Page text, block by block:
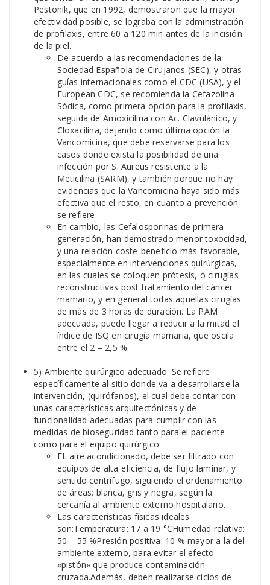
Pestonik, que en 1992, demostraron que la mayor
efectividad posible, se lograba con la administración
de profilaxis, entre 60 a 120 min antes de la incisión
de la piel.
De acuerdo a las recomendaciones de la
Sociedad Española de Cirujanos (SEC), y otras
guías internacionales como el CDC (USA), y el
European CDC, se recomienda la Cefazolina
Sódica, como primera opción para la profilaxis,
seguida de Amoxicilina con Ac. Clavulánico, y
Cloxacilina, dejando como última opción la
Vancomicina, que debe reservarse para los
casos donde exista la posibilidad de una
infección por S. Aureus resistente a la
Meticilina (SARM), y también porque no hay
evidencias que la Vancomicina haya sido más
efectiva que el resto, en cuanto a prevención
se refiere.
En cambio, las Cefalosporinas de primera
generación, han demostrado menor toxocidad,
y una relación coste-beneficio más favorable,
especialmente en intervenciones quirúrgicas,
en las cuales se coloquen prótesis, ó cirugías
reconstructivas post tratamiento del cáncer
mamario, y en general todas aquellas cirugías
de más de 3 horas de duración. La PAM
adecuada, puede llegar a reducir a la mitad el
índice de ISQ en cirugía mamaria, que oscila
entre el 2 – 2,5 %.
5) Ambiente quirúrgico adecuado: Se refiere
específicamente al sitio donde va a desarrollarse la
intervención, (quirófanos), el cual debe contar con
unas características arquitectónicas y de
funcionalidad adecuadas para cumplir con las
medidas de bioseguridad tanto para el paciente
como para el equipo quirúrgico.
EL aire acondicionado, debe ser filtrado con
equipos de alta eficiencia, de flujo laminar, y
sentido centrífugo, siguiendo el ordenamiento
de áreas: blanca, gris y negra, según la
cercanía al ambiente externo hospitalario.
Las características físicas ideales
son:Temperatura: 17 a 19 °CHumedad relativa:
50 – 55 %Presión positiva: 10 % mayor a la del
ambiente externo, para evitar el efecto
«pistón» que produce contaminación
cruzada.Además, deben realizarse ciclos de